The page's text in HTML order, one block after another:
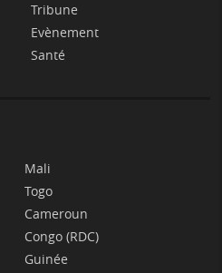
Tribune
Evènement
Santé
Mali
Togo
Cameroun
Congo (RDC)
Guinée